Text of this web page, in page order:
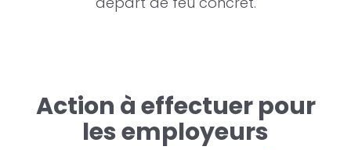
Action à effectuer pour
les employeurs